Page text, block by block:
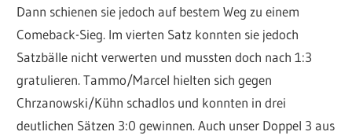
Dann schienen sie jedoch auf bestem Weg zu einem
Comeback-Sieg. Im vierten Satz konnten sie jedoch
Satzbälle nicht verwerten und mussten doch nach 1:3
gratulieren. Tammo/Marcel hielten sich gegen
Chrzanowski/Kühn schadlos und konnten in drei
deutlichen Sätzen 3:0 gewinnen. Auch unser Doppel 3 aus